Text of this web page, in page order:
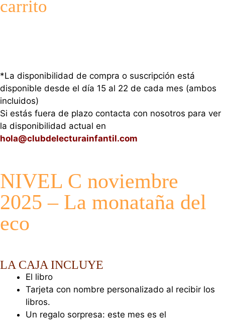
carrito
*La disponibilidad de compra o suscripción está
disponible desde el día 15 al 22 de cada mes (ambos
incluidos)
Si estás fuera de plazo contacta con nosotros para ver
la disponibilidad actual en
hola@clubdelecturainfantil.com
NIVEL C noviembre
2025 – La monataña del
eco
LA CAJA INCLUYE
El libro
Tarjeta con nombre personalizado al recibir los
libros.
Un regalo sorpresa: este mes es el